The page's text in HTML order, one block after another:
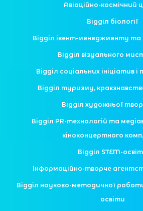
Авіаційно-космічний
Відділ біології
Відділ івент-менеджменту
Відділ візуального
Відділ соціальних ініціатив
Відділ туризму,
Відділ художньої
Відділ PR-технологій та
кіноконцертного
Відділ STEM-
Інформаційно-творче
Відділ науково-методичної
освіти